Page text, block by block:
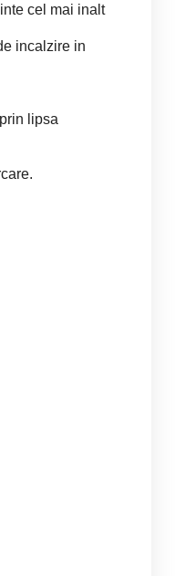
cel mai inalt
incalzire in
lipsa